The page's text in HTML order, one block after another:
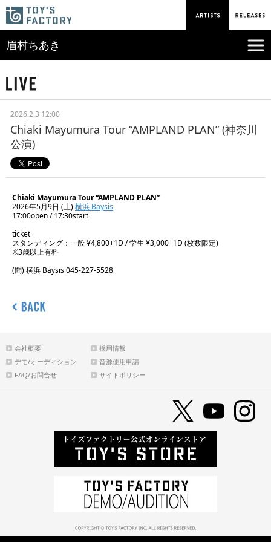
眉村ちあき
2026.2.3 12:00
Chiaki Mayumura Tour “AMPLAND PLAN” (神奈川
公演)
Chiaki Mayumura Tour “AMPLAND PLAN”
2026年5月9日 (土)横浜 Baysis
17:00open / 17:30start
ticket
スタンディング：一般 ¥4,800+1D / 学生 ¥3,000+1D (枚数限定)
※3歳以上有料
(問) 横浜 Baysis 045-227-5528
会社概要
採用情報
デモ/オーディション
音源使用申請
FAQ/お問合せ
サイトポリシー